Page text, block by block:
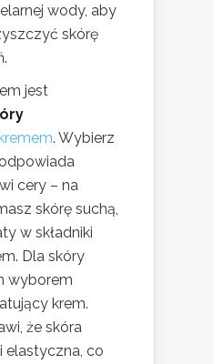
wody, aby
skórę
jest
. Wybierz
cery – na
skórę suchą,
w składniki
Dla skóry
wyborem
krem.
że skóra
elastyczna, co